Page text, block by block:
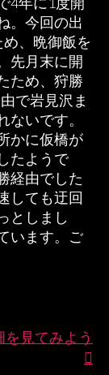
。今回の出
、晩御飯を
先月末に開
ため、狩勝
で岩見沢ま
いです。
かに仮橋が
たようで
経由でした
しても迂回
としまし
います。ご
を見てみよう